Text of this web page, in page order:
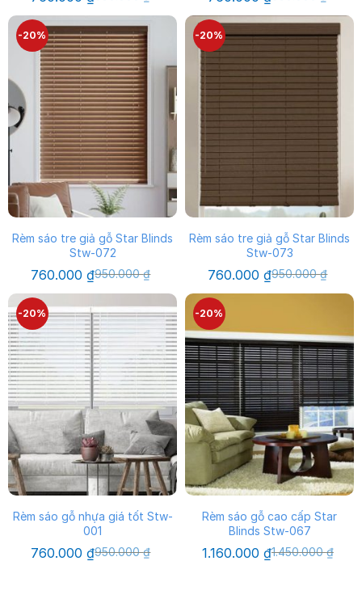
gốc
là:
950.000 ₫.
hiện
tại
là:
760.000 ₫.
gốc
là:
950.000 ₫.
hiện
tại
là:
760.000 ₫.
-20%
Rèm sáo tre giả gỗ Star Blinds
Stw-072
950.000₫
Giá
gốc
950.000 ₫.
760.000₫Giá
hiện
là:
760.000 ₫.
-20%
Rèm sáo tre giả gỗ Star Blinds
Stw-073
950.000₫
Giá
gốc
760.000₫Giá
hiện
-20%
Rèm sáo gỗ nhựa giá tốt Stw-
001
950.000₫
Giá
gốc
760.000₫Giá
hiện
-20%
Rèm sáo gỗ cao cấp Star
Blinds Stw-067
1.450.000₫
Giá
gốc
1.160.000 ₫Giá
hiện